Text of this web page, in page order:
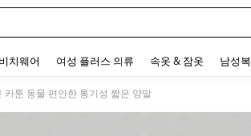
비치웨어 여성 플러스 의류 속옷 & 잠옷 남성복
카툰 동물 편안한 통기성 짧은 양말